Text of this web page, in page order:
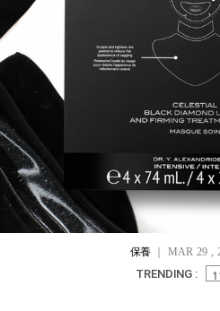
保養｜ MAR 29 ,
TRENDING :